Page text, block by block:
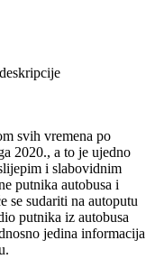
svih vremena po
2020., a to je ujedno
i slabovidnim
putnika autobusa i
se sudariti na autoputu
putnika iz autobusa
jedina informacija